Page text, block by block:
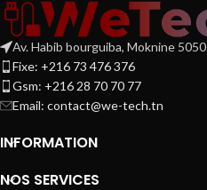
Av. Habib bourguiba, Moknine 5050
Fixe: +216 73 476 376
Gsm: +216 28 70 70 77
Email: contact@we-tech.tn
INFORMATION
NOS SERVICES